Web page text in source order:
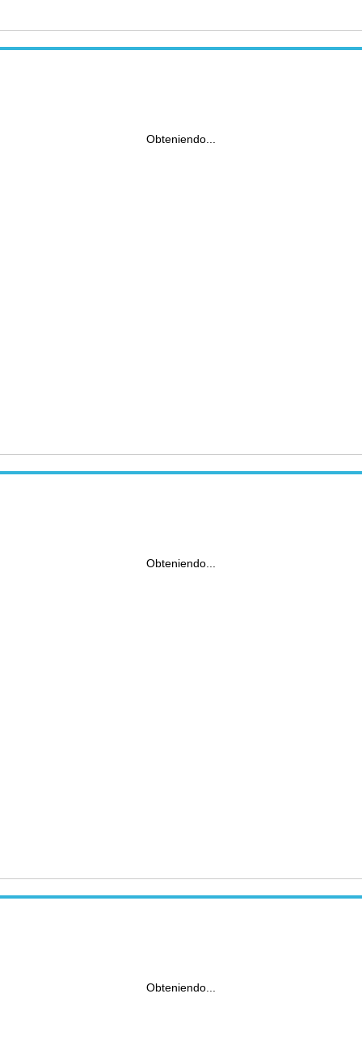
Obteniendo...
Obteniendo...
Obteniendo...